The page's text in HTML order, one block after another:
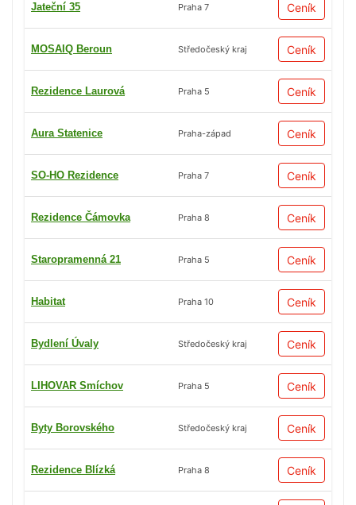
Jateční 35 Praha 7 Ceník
MOSAIQ Beroun Středočeský kraj Ceník
Rezidence Laurová Praha 5 Ceník
Aura Statenice Praha-západ Ceník
SO-HO Rezidence Praha 7 Ceník
Rezidence Čámovka Praha 8 Ceník
Staropramenná 21 Praha 5 Ceník
Habitat Praha 10 Ceník
Bydlení Úvaly Středočeský kraj Ceník
LIHOVAR Smíchov Praha 5 Ceník
Byty Borovského Středočeský kraj Ceník
Rezidence Blízká Praha 8 Ceník